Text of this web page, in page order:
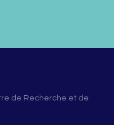
de Recherche et de